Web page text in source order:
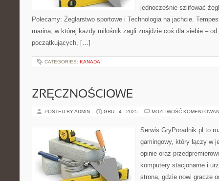
jednocześnie szlifować
Polecamy: Żeglarstwo sportowe i Technologia na jachcie.
marina, w której każdy miłośnik żagli znajdzie coś dla siebie –
początkujących, […]
CATEGORIES: KANADA
ZRĘCZNOŚCIOWE
POSTED BY ADMIN GRU - 4 - 2025 MOŻLIWOŚĆ
Serwis GryPoradnik.pl to
gamingowy, który łączy w
opinie oraz
komputery stacjonarne i
strona, gdzie nowi gracze